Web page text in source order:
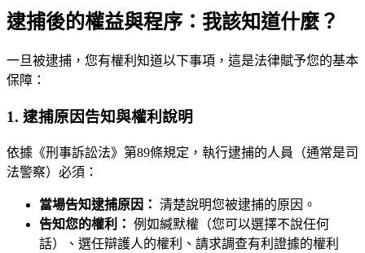
逮捕後的權益與程序：我該知道什麼？
一旦被逮捕，您有權利知道以下事項，這是法律賦予您的基本
保障：
1. 逮捕原因告知與權利說明
依據《刑事訴訟法》第89條規定，執行逮捕的人員（通常是司
法警察）必須：
當場告知逮捕原因： 清楚說明您被逮捕的原因。
告知您的權利： 例如緘默權（您可以選擇不說任何
話）、選任辯護人的權利、請求調查有利證據的權利